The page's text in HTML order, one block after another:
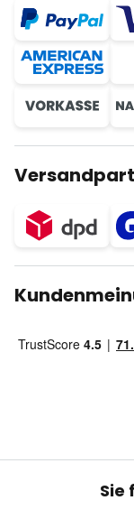
Sie